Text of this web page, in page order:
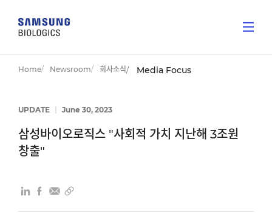
Home Newsroom 회사소식 Media Focus
UPDATE June 30, 2023
삼성바이오로직스 "사회적 가치 지난해 3조원
창출"